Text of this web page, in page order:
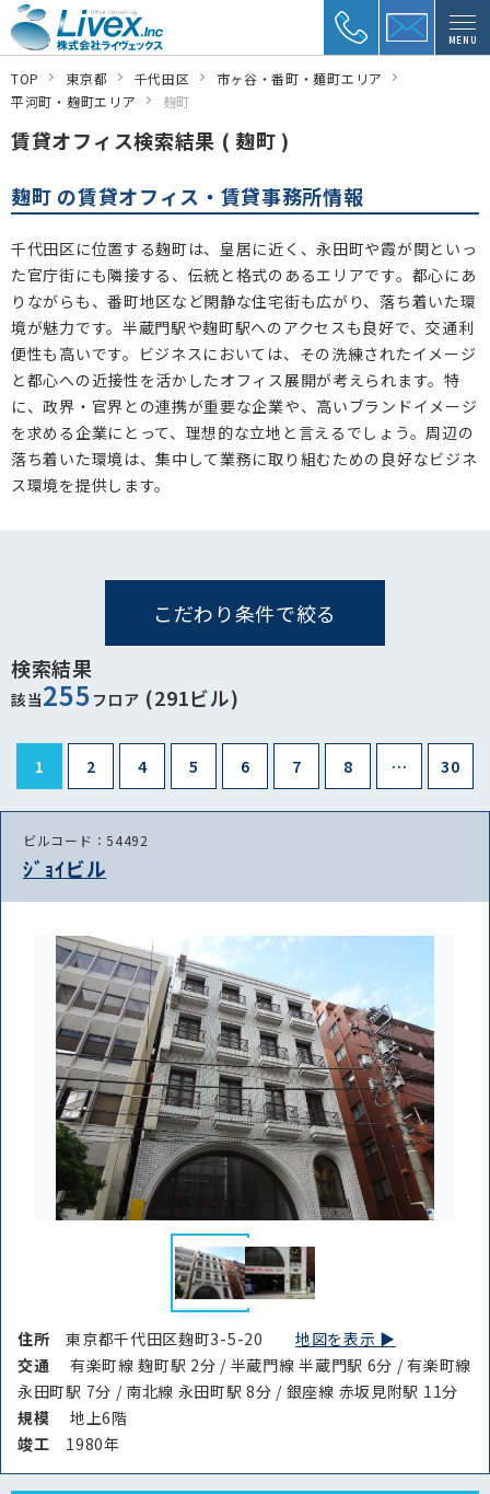
MENU
TOP 東京都 千代田区
市ヶ谷・番町・麺町エリア
平河町・麹町エリア
麹町
賃貸オフィス検索結果 ( 麹町 )
麹町 の賃貸オフィス・賃貸事務所情報
千代田区に位置する麹町は、皇居に近く、永田町や霞が関といっ
た官庁街にも隣接する、伝統と格式のあるエリアです。都心にあ
りながらも、番町地区など閑静な住宅街も広がり、落ち着いた環
境が魅力です。半蔵門駅や麹町駅へのアクセスも良好で、交通利
便性も高いです。ビジネスにおいては、その洗練されたイメージ
と都心への近接性を活かしたオフィス展開が考えられます。特
に、政界・官界との連携が重要な企業や、高いブランドイメージ
を求める企業にとって、理想的な立地と言えるでしょう。周辺の
落ち着いた環境は、集中して業務に取り組むための良好なビジネ
ス環境を提供します。
こだわり条件で絞る
検索結果
該当255 フロア (291ビル)
1 2 4 5 6 7 8 … 30
ビルコード：54492
ｼﾞｮｲビル
住所東京都千代田区麹町3-5-20地図を表示 ▶︎
交通
有楽町線 麹町駅 2分 / 半蔵門線 半蔵門駅 6分 / 有楽町線
永田町駅 7分 / 南北線 永田町駅 8分 / 銀座線 赤坂見附駅 11分
規模
地上6階
竣⼯ 1980年